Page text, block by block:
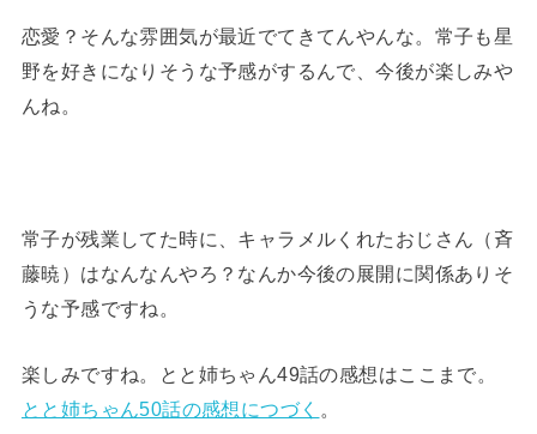
恋愛？そんな雰囲気が最近でてきてんやんな。常子も星
野を好きになりそうな予感がするんで、今後が楽しみや
んね。
常子が残業してた時に、キャラメルくれたおじさん（斉
藤暁）はなんなんやろ？なんか今後の展開に関係ありそ
うな予感ですね。
楽しみですね。とと姉ちゃん49話の感想はここまで。
とと姉ちゃん50話の感想につづく 。